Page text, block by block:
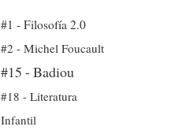
#1 - Filosofía 2.0
#2 - Michel Foucault
#15 - Badiou
#18 - Literatura
Infantil